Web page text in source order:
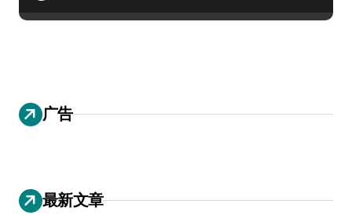
广告
最新文章